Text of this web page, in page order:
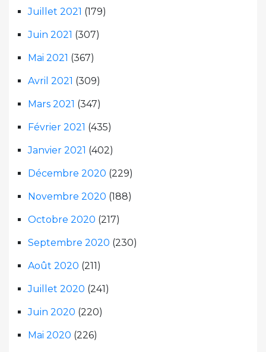
Juillet 2021 (179)
Juin 2021 (307)
Mai 2021 (367)
Avril 2021 (309)
Mars 2021 (347)
Février 2021 (435)
Janvier 2021 (402)
Décembre 2020 (229)
Novembre 2020 (188)
Octobre 2020 (217)
Septembre 2020 (230)
Août 2020 (211)
Juillet 2020 (241)
Juin 2020 (220)
Mai 2020 (226)